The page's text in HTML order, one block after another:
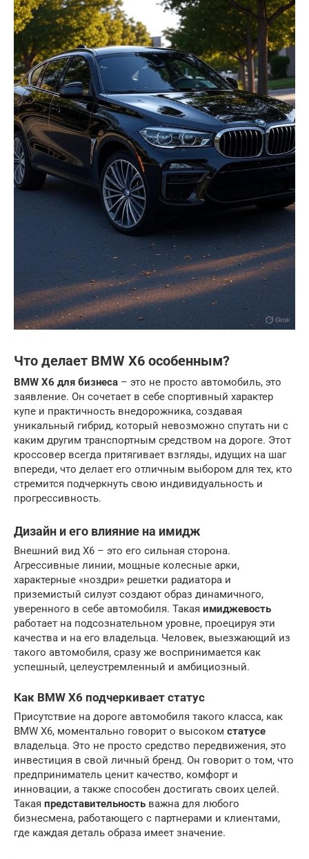
Что делает BMW X6 особенным?
BMW X6 для бизнеса – это не просто автомобиль, это
заявление. Он сочетает в себе спортивный характер
купе и практичность внедорожника, создавая
уникальный гибрид, который невозможно спутать ни с
каким другим транспортным средством на дороге. Этот
кроссовер всегда притягивает взгляды, идущих на шаг
впереди, что делает его отличным выбором для тех, кто
стремится подчеркнуть свою индивидуальность и
прогрессивность.
Дизайн и его влияние на имидж
Внешний вид X6 – это его сильная сторона.
Агрессивные линии, мощные колесные арки,
характерные «ноздри» решетки радиатора и
приземистый силуэт создают образ динамичного,
уверенного в себе автомобиля. Такая имиджевость
работает на подсознательном уровне, проецируя эти
качества и на его владельца. Человек, выезжающий из
такого автомобиля, сразу же воспринимается как
успешный, целеустремленный и амбициозный.
Как BMW X6 подчеркивает статус
Присутствие на дороге автомобиля такого класса, как
BMW X6, моментально говорит о высоком статусе
владельца. Это не просто средство передвижения, это
инвестиция в свой личный бренд. Он говорит о том, что
предприниматель ценит качество, комфорт и
инновации, а также способен достигать своих целей.
Такая представительность важна для любого
бизнесмена, работающего с партнерами и клиентами,
где каждая деталь образа имеет значение.